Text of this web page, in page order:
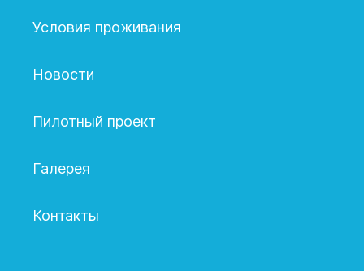
Условия проживания
Новости
Пилотный проект
Галерея
Контакты